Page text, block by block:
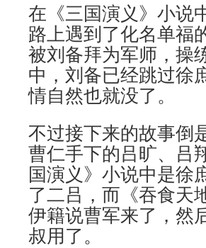
在《三国演义》小说
路上遇到了化名单福
被刘备拜为军师，操
中，刘备已经跳过徐
情自然也就没了。
不过接下来的故事倒
曹仁手下的吕旷、吕
国演义》小说中是徐
了二吕，而《吞食天
伊籍说曹军来了，然
叔用了。